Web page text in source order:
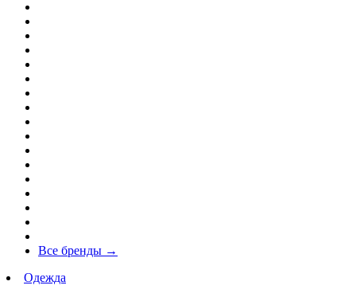
Все бренды →
Одежда